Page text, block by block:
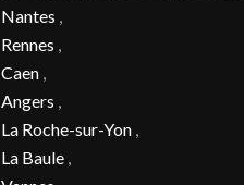
Nantes ,
Rennes ,
Caen,
Angers ,
La Roche-sur-Yon,
La Baule,